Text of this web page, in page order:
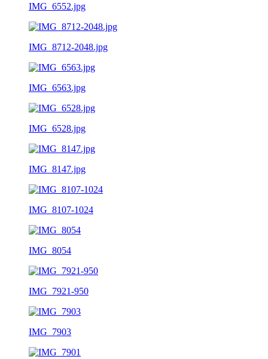
IMG_6552.jpg
IMG_8712-2048.jpg
IMG_6563.jpg
IMG_6528.jpg
IMG_8147.jpg
IMG_8107-1024
IMG_8054
IMG_7921-950
IMG_7903